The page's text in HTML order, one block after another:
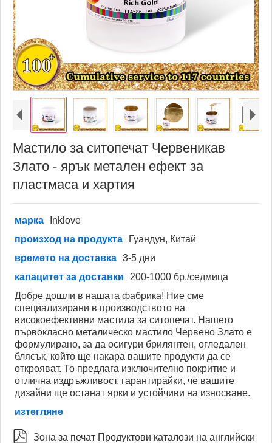
Мастило за ситопечат Червеникав
Злато - ярък метален ефект за
пластмаса и хартия
марка
Inklove
произход на продукта
Гуандун, Китай
времето на доставка 3-5 дни
капацитет за доставки
200-1000 бр./седмица
Добре дошли в нашата фабрика! Ние сме
специализирани в производството на
високоефективни мастила за ситопечат. Нашето
първокласно металическо мастило Червено Злато е
формулирано, за да осигури брилянтен, огледален
блясък, който ще накара вашите продукти да се
открояват. То предлага изключително покритие и
отлична издръжливост, гарантирайки, че вашите
дизайни ще останат ярки и устойчиви на износване.
изтегляне
 Зона за печат Продуктови каталози на английски